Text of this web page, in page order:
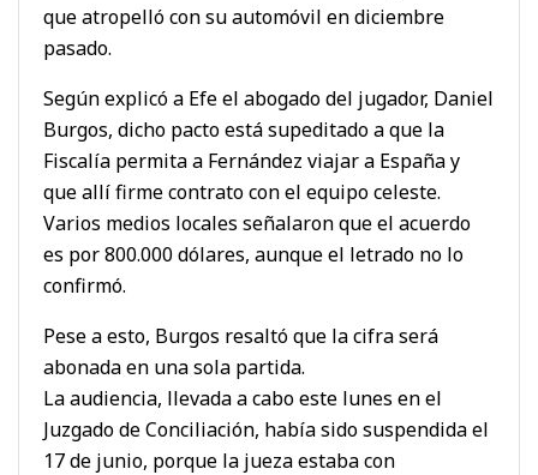
que atropelló con su automóvil en diciembre
pasado.
Según explicó a Efe el abogado del jugador, Daniel
Burgos, dicho pacto está supeditado a que la
Fiscalía permita a Fernández viajar a España y
que allí firme contrato con el equipo celeste.
Varios medios locales señalaron que el acuerdo
es por 800.000 dólares, aunque el letrado no lo
confirmó.
Pese a esto, Burgos resaltó que la cifra será
abonada en una sola partida.
La audiencia, llevada a cabo este lunes en el
Juzgado de Conciliación, había sido suspendida el
17 de junio, porque la jueza estaba con